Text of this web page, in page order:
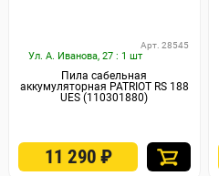
Ул. А. Иванова, 27 : 1 шт
Арт. 28545
Пила сабельная
аккумуляторная PATRIOT RS 188
UES (110301880)
11 290₽